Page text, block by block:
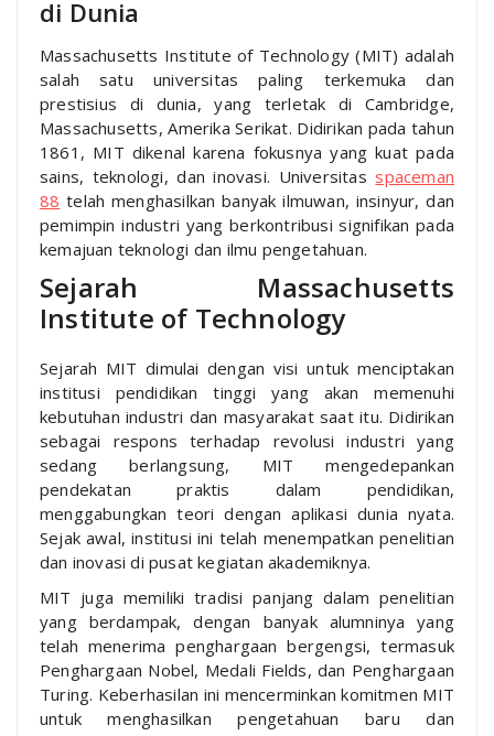
di Dunia
Massachusetts Institute of Technology (MIT) adalah
salah satu universitas paling terkemuka dan
prestisius di dunia, yang terletak di Cambridge,
Massachusetts, Amerika Serikat. Didirikan pada tahun
1861, MIT dikenal karena fokusnya yang kuat pada
sains, teknologi, dan inovasi. Universitas spaceman
88 telah menghasilkan banyak ilmuwan, insinyur, dan
pemimpin industri yang berkontribusi signifikan pada
kemajuan teknologi dan ilmu pengetahuan.
Sejarah Massachusetts
Institute of Technology
Sejarah MIT dimulai dengan visi untuk menciptakan
institusi pendidikan tinggi yang akan memenuhi
kebutuhan industri dan masyarakat saat itu. Didirikan
sebagai respons terhadap revolusi industri yang
sedang berlangsung, MIT mengedepankan
pendekatan praktis dalam pendidikan,
menggabungkan teori dengan aplikasi dunia nyata.
Sejak awal, institusi ini telah menempatkan penelitian
dan inovasi di pusat kegiatan akademiknya.
MIT juga memiliki tradisi panjang dalam penelitian
yang berdampak, dengan banyak alumninya yang
telah menerima penghargaan bergengsi, termasuk
Penghargaan Nobel, Medali Fields, dan Penghargaan
Turing. Keberhasilan ini mencerminkan komitmen MIT
untuk menghasilkan pengetahuan baru dan